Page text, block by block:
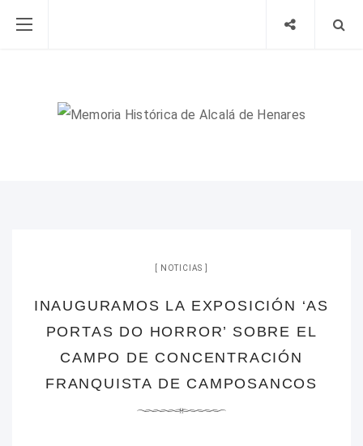
NOTICIAS
INAUGURAMOS LA EXPOSICIÓN ‘AS
PORTAS DO HORROR’ SOBRE EL
CAMPO DE CONCENTRACIÓN
FRANQUISTA DE CAMPOSANCOS